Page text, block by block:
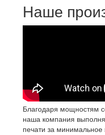
Наше
Благодаря мощностям
наша компания
печати за